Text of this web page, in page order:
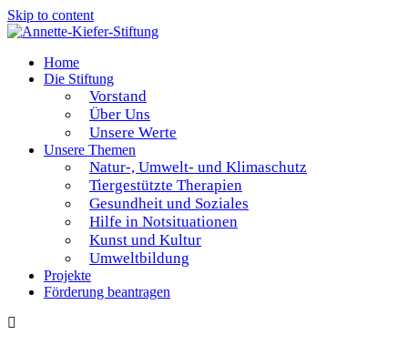
Skip to content
Home
Die Stiftung
Vorstand
Über Uns
Unsere Werte
Unsere Themen
Natur-, Umwelt- und Klimaschutz
Tiergestützte Therapien
Gesundheit und Soziales
Hilfe in Notsituationen
Kunst und Kultur
Umweltbildung
Projekte
Förderung beantragen